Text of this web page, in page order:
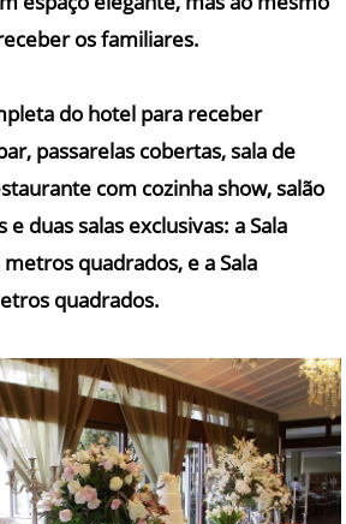
os familiares.
do hotel para receber
passarelas cobertas, sala de
com cozinha show, salão
duas salas exclusivas: a Sala
quadrados, e a Sala
quadrados.